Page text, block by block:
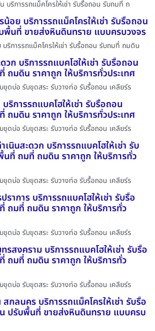
น บริการรถแม็คโครให้เช่า รับรื้อถอน รับถมที่ ถ
อย บริการรถแม็คโครให้เช่า รับรื้อถอน
นที่ ขายส่งหินดินทราย แบบครบวงจร
ริการรถแม็คโครให้เช่า รับรื้อถอน รับถมที่ ถมดิน
วก บริการรถแบคโฮให้เช่า รับรื้อถอน
ถมดิน ราคาถูก ให้บริการทั่วประเทศ
บขุดบ่อ รับขุดสระ รับวางท่อ รับรื้อถอน เคลียร์ร
ริการรถแบคโฮให้เช่า รับรื้อถอน
ถมดิน ราคาถูก ให้บริการทั่วประเทศ
บขุดบ่อ รับขุดสระ รับวางท่อ รับรื้อถอน เคลียร์ร
นินสะดวก บริการรถแบคโฮให้เช่า รับ
ที่ ถมที่ ถมดิน ราคาถูก ให้บริการทั่ว
บขุดบ่อ รับขุดสระ รับวางท่อ รับรื้อถอน เคลียร์ร
าการ บริการรถแบคโฮให้เช่า รับรื้อ
ถมที่ ถมดิน ราคาถูก ให้บริการทั่ว
บขุดบ่อ รับขุดสระ รับวางท่อ รับรื้อถอน เคลียร์ร
สงคราม บริการรถแบคโฮให้เช่า รับรื้อ
ถมที่ ถมดิน ราคาถูก ให้บริการทั่ว
บขุดบ่อ รับขุดสระ รับวางท่อ รับรื้อถอน เคลียร์ร
กลนคร บริการรถแม็คโครให้เช่า รับรื้อ
ปรับพื้นที่ ขายส่งหินดินทราย แบบครบ